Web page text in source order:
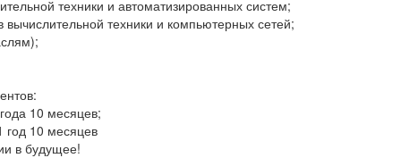
техники и автоматизированных систем;
вычислительной техники и компьютерных сетей;
10 месяцев;
год 10 месяцев
в будущее!